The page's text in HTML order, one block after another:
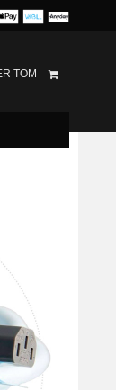
TOM